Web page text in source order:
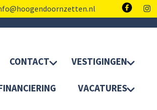
CONTACT VESTIGINGEN
VACATURES